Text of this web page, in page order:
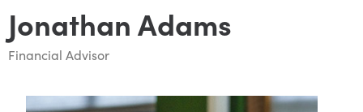
Jonathan Adams
Financial Advisor